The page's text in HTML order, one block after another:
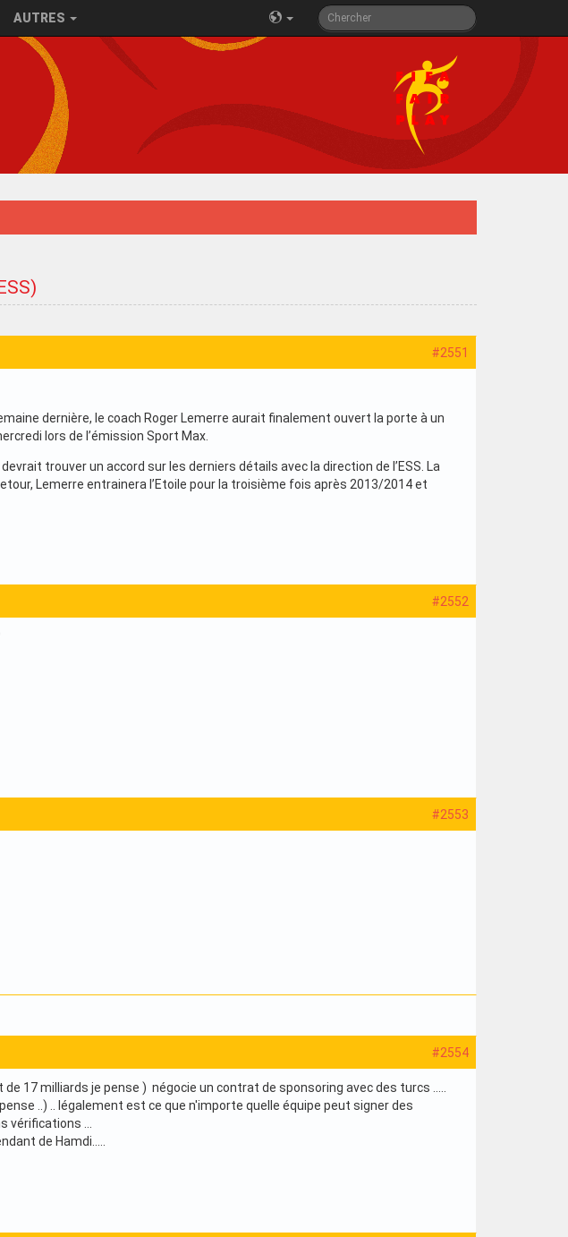
AUTRES
#2551
dernière, le coach Roger Lemerre aurait finalement ouvert la porte à un
lors de l’émission Sport Max.
trouver un accord sur les derniers détails avec la direction de l’ESS. La
Lemerre entrainera l’Etoile pour la troisième fois après 2013/2014 et
#2552
#2553
#2554
17 milliards je pense ) négocie un contrat de sponsoring avec des turcs .....
..) .. légalement est ce que n'importe quelle équipe peut signer des
vérifications ...
de Hamdi.....